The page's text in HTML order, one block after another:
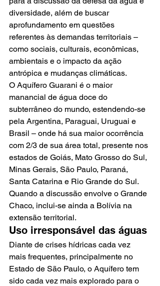
diversidade, além de buscar
aprofundamento em questões
referentes às demandas territoriais –
como sociais, culturais, econômicas,
ambientais e o impacto da ação
antrópica e mudanças climáticas.
O Aquífero Guarani é o maior
manancial de água doce do
subterrâneo do mundo, estendendo-se
pela Argentina, Paraguai, Uruguai e
Brasil – onde há sua maior ocorrência
com 2/3 de sua área total, presente nos
estados de Goiás, Mato Grosso do Sul,
Minas Gerais, São Paulo, Paraná,
Santa Catarina e Rio Grande do Sul.
Quando a discussão envolve o Grande
Chaco, inclui-se ainda a Bolívia na
extensão territorial.
Uso irresponsável das águas
Diante de crises hídricas cada vez
mais frequentes, principalmente no
Estado de São Paulo, o Aquífero tem
sido cada vez mais explorado para o